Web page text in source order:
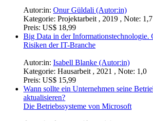
Autor:in:Onur Güldali (Autor:in)
Kategorie:Projektarbeit , 2019 , Note: 1,7
Preis:US$ 18,99
Risiken der IT-Branche
Autor:in:Isabell Blanke (Autor:in)
Kategorie:Hausarbeit , 2021 , Note: 1,0
Preis:US$ 15,99